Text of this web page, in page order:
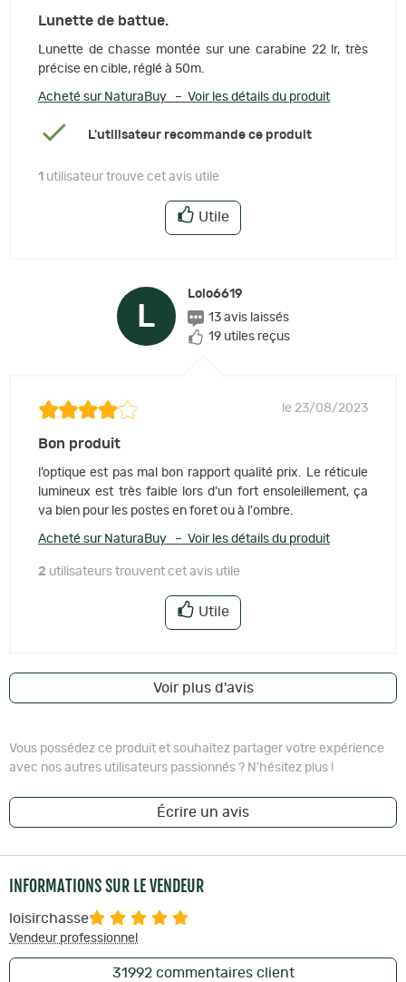
Lunette de battue.
Lunette de chasse montée sur une carabine 22 lr, très
précise en cible, réglé à 50m.
Acheté sur NaturaBuy – Voir les détails du produit
L'utilisateur recommande ce produit
1 utilisateur trouve cet avis utile
Utile
L
Lolo6619
13 avis laissés
19 utiles reçus
le 23/08/2023
Bon produit
l’optique est pas mal bon rapport qualité prix. Le réticule
lumineux est très faible lors d'un fort ensoleillement, ça
va bien pour les postes en foret ou à l'ombre.
Acheté sur NaturaBuy – Voir les détails du produit
2 utilisateurs trouvent cet avis utile
Utile
Voir plus d'avis
Vous possédez ce produit et souhaitez partager votre expérience
avec nos autres utilisateurs passionnés ? N'hésitez plus !
Écrire un avis
INFORMATIONS SUR LE VENDEUR
loisirchasse
Vendeur professionnel
31992commentaires client